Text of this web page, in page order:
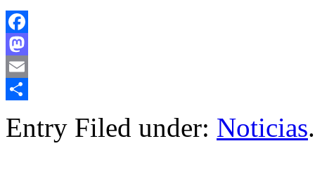
Facebook
Mastodon
Email
Entry Filed under: Noticias